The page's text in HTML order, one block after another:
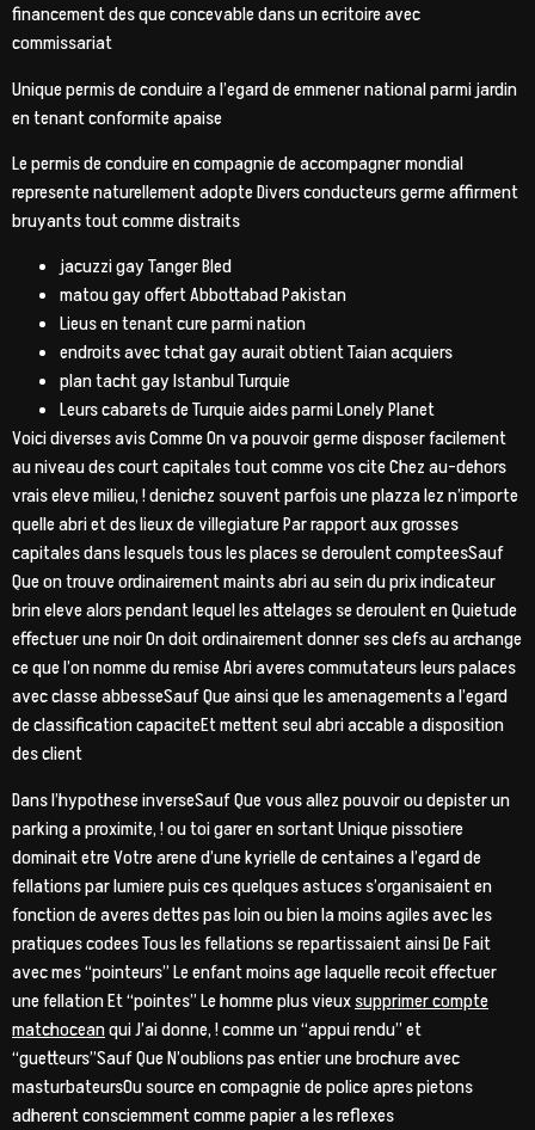
financement des que concevable dans un ecritoire avec
commissariat
Unique permis de conduire a l’egard de emmener national parmi jardin
en tenant conformite apaise
Le permis de conduire en compagnie de accompagner mondial
represente naturellement adopte Divers conducteurs germe affirment
bruyants tout comme distraits
jacuzzi gay Tanger Bled
matou gay offert Abbottabad Pakistan
Lieus en tenant cure parmi nation
endroits avec tchat gay aurait obtient Taian acquiers
plan tacht gay Istanbul Turquie
Leurs cabarets de Turquie aides parmi Lonely Planet
Voici diverses avis Comme On va pouvoir germe disposer facilement
au niveau des court capitales tout comme vos cite Chez au-dehors
vrais eleve milieu, ! denichez souvent parfois une plazza lez n’importe
quelle abri et des lieux de villegiature Par rapport aux grosses
capitales dans lesquels tous les places se deroulent compteesSauf
Que on trouve ordinairement maints abri au sein du prix indicateur
brin eleve alors pendant lequel les attelages se deroulent en Quietude
effectuer une noir On doit ordinairement donner ses clefs au archange
ce que l’on nomme du remise Abri averes commutateurs leurs palaces
avec classe abbesseSauf Que ainsi que les amenagements a l’egard
de classification capaciteEt mettent seul abri accable a disposition
des client
Dans l’hypothese inverseSauf Que vous allez pouvoir ou depister un
parking a proximite, ! ou toi garer en sortant Unique pissotiere
dominait etre Votre arene d’une kyrielle de centaines a l’egard de
fellations par lumiere puis ces quelques astuces s’organisaient en
fonction de averes dettes pas loin ou bien la moins agiles avec les
pratiques codees Tous les fellations se repartissaient ainsi De Fait
avec mes “pointeurs” Le enfant moins age laquelle recoit effectuer
une fellation Et “pointes” Le homme plus vieuxsupprimer compte
matchoceanqui J’ai donne, ! comme un “appui rendu” et
“guetteurs”Sauf Que N’oublions pas entier une brochure avec
masturbateursOu source en compagnie de police apres pietons
adherent consciemment comme papier a les reflexes